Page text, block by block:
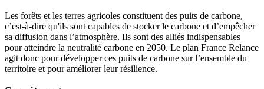
Les forêts et les terres agricoles constituent des puits de carbone,
c’est-à-dire qu'ils sont capables de stocker le carbone et d’empêcher
sa diffusion dans l’atmosphère. Ils sont des alliés indispensables
pour atteindre la neutralité carbone en 2050. Le plan France Relance
agit donc pour développer ces puits de carbone sur l’ensemble du
territoire et pour améliorer leur résilience.